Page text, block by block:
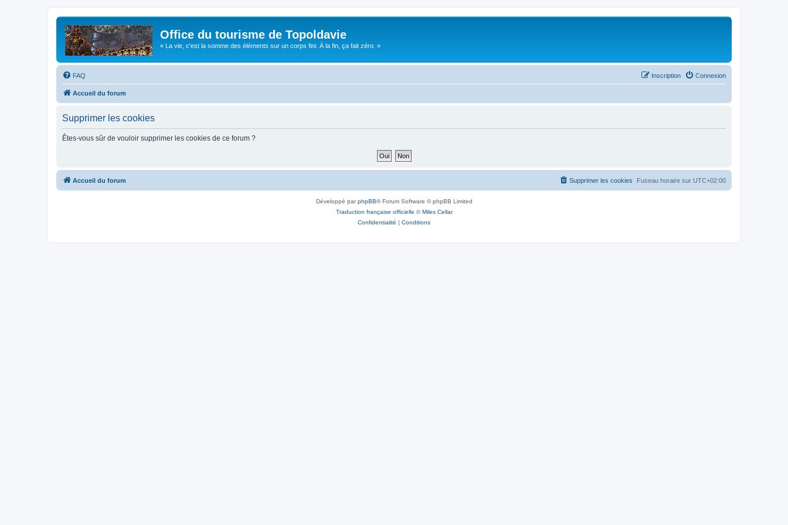
Office du tourisme de Topoldavie
« La vie, c'est la somme des éléments sur un corps fini. À la fin, ça fait zéro. »
FAQ Connexion
Inscription
Accueil du forum
Supprimer les cookies
Êtes-vous sûr de vouloir supprimer les cookies de ce forum ?
Accueil du forum Fuseau horaire sur UTC+02:00
Supprimer les cookies
Développé parphpBB® Forum Software © phpBB Limited
Traduction française officielle ©Miles Cellar
Confidentialité | Conditions